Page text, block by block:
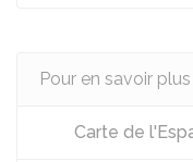
Pour en savoir plus
Carte de